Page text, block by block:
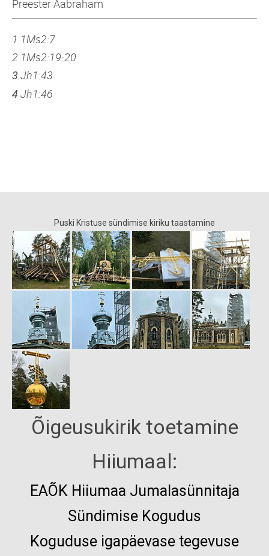
Preester Aabraham
1 1Ms2:7
2 1Ms2:19-20
3 Jh1:43
4Jh1:46
Puski Kristuse sündimise kiriku taastamine
Õigeusukirik toetamine
Hiiumaal:
EAÕK Hiiumaa Jumalasünnitaja
Sündimise Kogudus
Koguduse igapäevase tegevuse